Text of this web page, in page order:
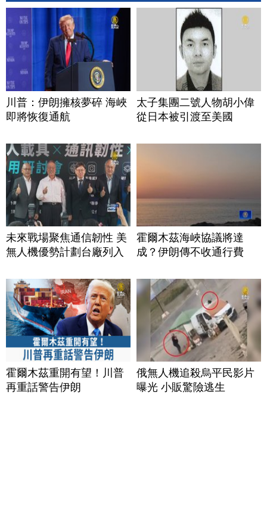
川普：伊朗擁核夢碎 海峽
即將恢復通航
太子集團二號人物胡小偉
從日本被引渡至美國
未來戰場聚焦通信韌性 美
無人機優勢計劃台廠列入
霍爾木茲海峽協議將達
成？伊朗傳不收通行費
霍爾木茲重開有望！川普
再重話警告伊朗
俄無人機追殺烏平民影片
曝光 小販驚險逃生